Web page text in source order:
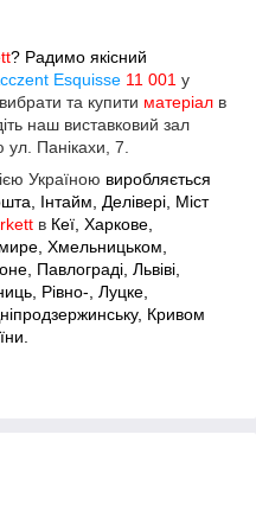
? Радимо якісний
Esquisse 11 001 у
та купити матеріал в
наш виставковий зал
ул. Панікахи, 7.
Україною виробляється
Інтайм, Делівері, Міст
в Кеї, Харкове,
Хмельницьком,
Павлограді, Львіві,
Рівно-, Луцке,
Кривом